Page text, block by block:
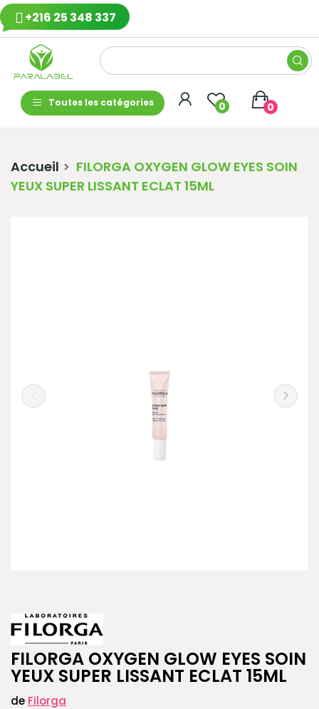
+216 25 348 337
Toutes les catégories 0 0
Accueil
FILORGA OXYGEN GLOW EYES SOIN
YEUX SUPER LISSANT ECLAT 15ML
FILORGA OXYGEN GLOW EYES SOIN
YEUX SUPER LISSANT ECLAT 15ML
de Filorga